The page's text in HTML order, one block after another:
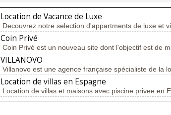
Location de Vacance de Luxe
Decouvrez notre selection d'appartments de luxe et
Coin Privé
Coin Privé est un nouveau site dont l'objectif est de
VILLANOVO
Villanovo est une agence française spécialiste de la
Location de villas en Espagne
Location de villas et maisons avec piscine privee en